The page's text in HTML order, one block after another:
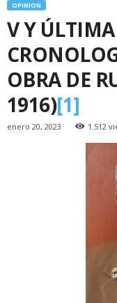
OPINION
V Y
OBRA DE
1916)[1]
enero 20, 2023 1.512